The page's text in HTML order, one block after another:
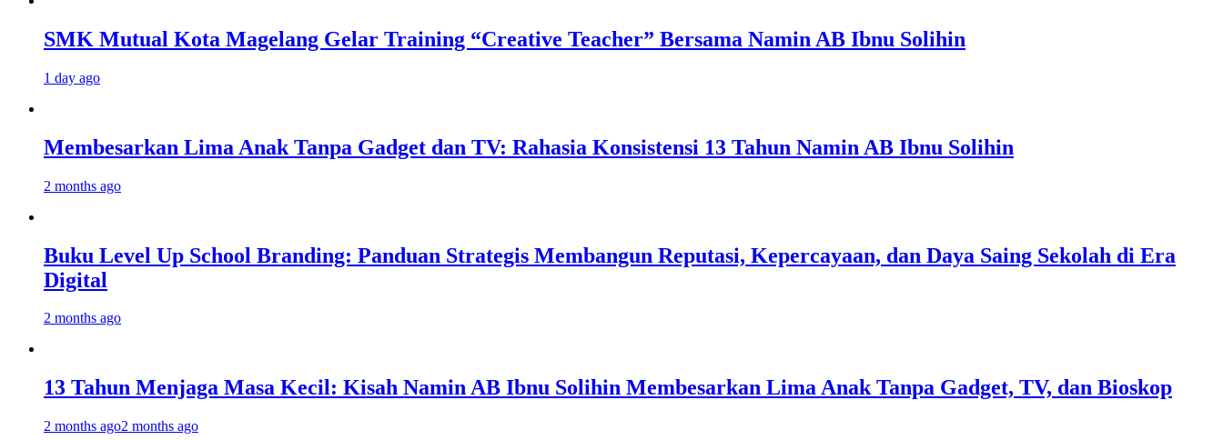
SMK Mutual Kota Magelang Gelar Training “Creative Teacher” Bersama Namin AB Ibnu Solihin
1 day ago
Membesarkan Lima Anak Tanpa Gadget dan TV: Rahasia Konsistensi 13 Tahun Namin AB Ibnu Solihin
2 months ago
Buku Level Up School Branding: Panduan Strategis Membangun Reputasi, Kepercayaan, dan Daya Saing Sekolah di Era
Digital
2 months ago
13 Tahun Menjaga Masa Kecil: Kisah Namin AB Ibnu Solihin Membesarkan Lima Anak Tanpa Gadget, TV, dan Bioskop
2 months ago2 months ago